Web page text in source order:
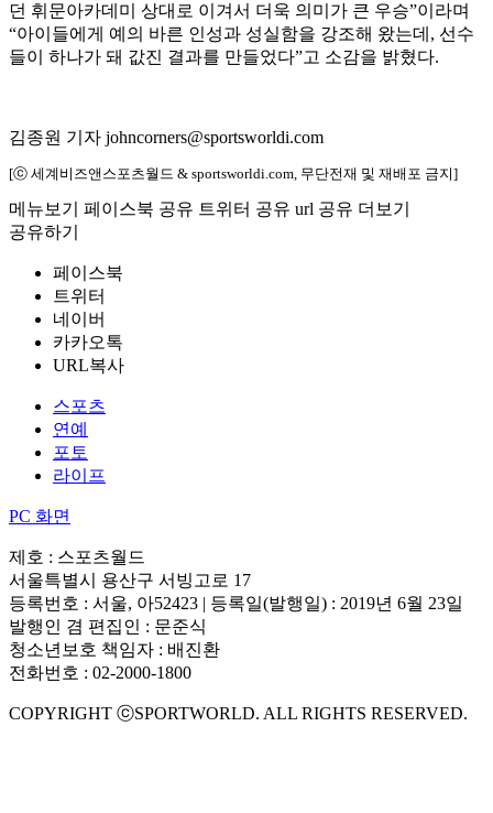
던 휘문아카데미 상대로 이겨서 더욱 의미가 큰 우승”이라며
“아이들에게 예의 바른 인성과 성실함을 강조해 왔는데, 선수
들이 하나가 돼 값진 결과를 만들었다”고 소감을 밝혔다.
김종원 기자 johncorners@sportsworldi.com
[ⓒ 세계비즈앤스포츠월드 & sportsworldi.com, 무단전재 및 재배포 금지]
메뉴보기 페이스북 공유 트위터 공유 url 공유 더보기
공유하기
페이스북
트위터
네이버
카카오톡
URL복사
스포츠
연예
포토
라이프
PC 화면
제호 : 스포츠월드
서울특별시 용산구 서빙고로 17
등록번호 : 서울, 아52423 | 등록일(발행일) : 2019년 6월 23일
발행인 겸 편집인 : 문준식
청소년보호 책임자 : 배진환
전화번호 : 02-2000-1800
COPYRIGHT ⓒSPORTWORLD. ALL RIGHTS RESERVED.